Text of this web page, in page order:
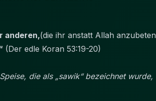
anderen,(die ihr anstatt Allah anzubeten
(Der edle Koran 53:19-20)
die als „sawik“ bezeichnet wurde,